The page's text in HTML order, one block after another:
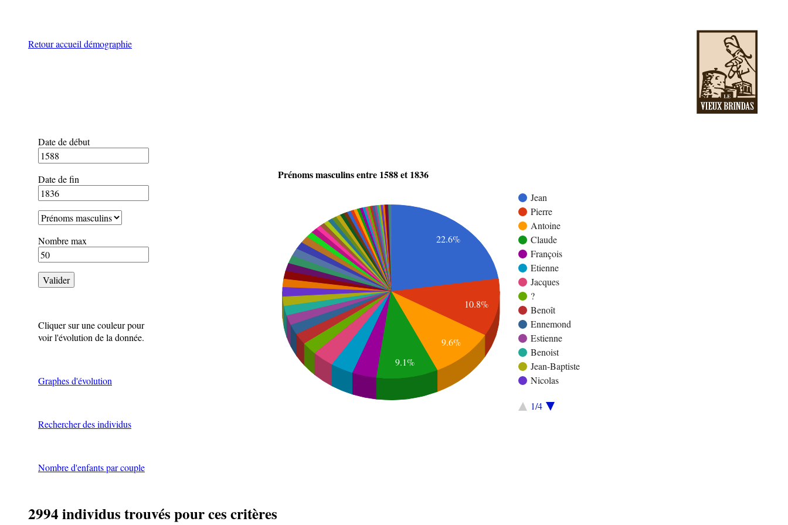
Retour accueil démographie
Date de début
Date de fin
Nombre max
Cliquer sur une couleur pour
voir l'évolution de la donnée.
Graphes d'évolution
Rechercher des individus
Nombre d'enfants par couple
Prénoms masculins entre 1588 et 1836
Jean
Pierre
Antoine
Claude
François
Etienne
Jacques
?
Benoît
Ennemond
Estienne
Benoist
Jean-Baptiste
Nicolas
1/4
22.6%
10.8%
9.6%
9.1%
2994 individus trouvés pour ces critères